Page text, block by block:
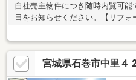
自社売主物件につき随時内覧可
日をお知らせください。【リフ
パー石巻山下店様まで約400ｍ（
まで約1000ｍ（徒歩13分）・石
（徒歩約17分）・石巻市役所様ま
療法人社団仁明会斉藤病院まで
宮城県石巻市中里４